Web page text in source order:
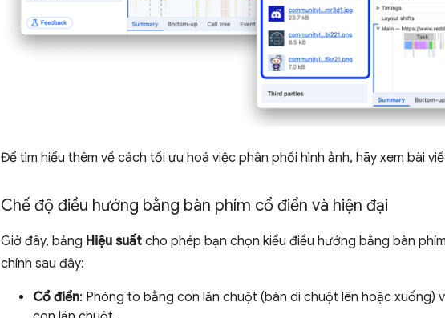
Để tìm hiểu thêm về cách tối ưu hoá việc phân phối hình ảnh, hãy xem bài
Chế độ điều hướng bằng bàn phím cổ điển và hiện đại
Giờ đây, bảng Hiệu suất cho phép bạn chọn kiểu điều hướng bằng bàn
chính sau đây:
Cổ điển: Phóng to bằng con lăn chuột (bàn di chuột lên hoặc xuống)